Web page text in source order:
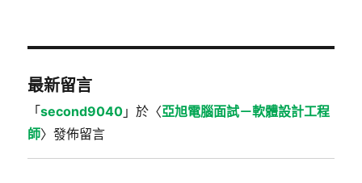
最新留言
「second9040 」於〈亞旭電腦面試－軟體設計工程
師〉發佈留言